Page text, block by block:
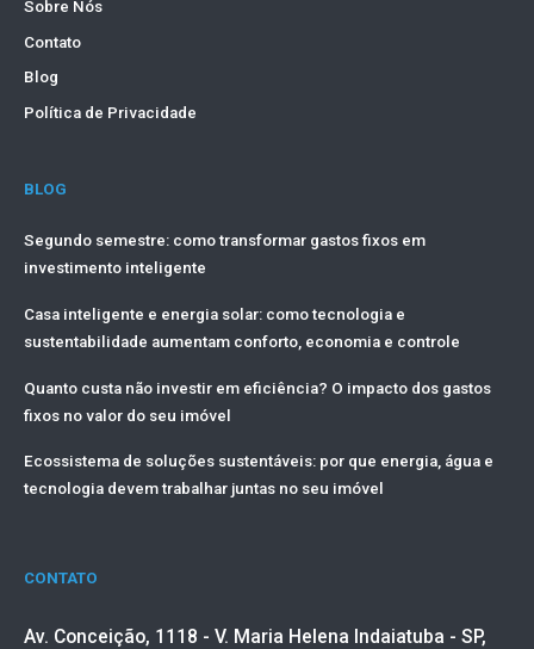
Sobre Nós
Contato
Blog
Política de Privacidade
BLOG
Segundo semestre: como transformar gastos fixos em
investimento inteligente
Casa inteligente e energia solar: como tecnologia e
sustentabilidade aumentam conforto, economia e controle
Quanto custa não investir em eficiência? O impacto dos gastos
fixos no valor do seu imóvel
Ecossistema de soluções sustentáveis: por que energia, água e
tecnologia devem trabalhar juntas no seu imóvel
CONTATO
Av. Conceição, 1118 - V. Maria Helena Indaiatuba - SP,